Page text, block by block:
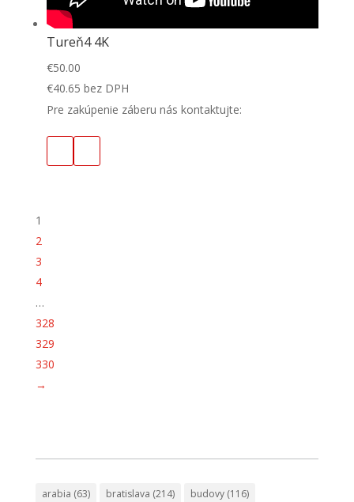
Tureň4 4K
€50.00
€40.65 bez DPH
Pre zakúpenie záberu nás kontaktujte:
1
2
3
4
…
328
329
330
→
arabia (63) bratislava (214) budovy(116)